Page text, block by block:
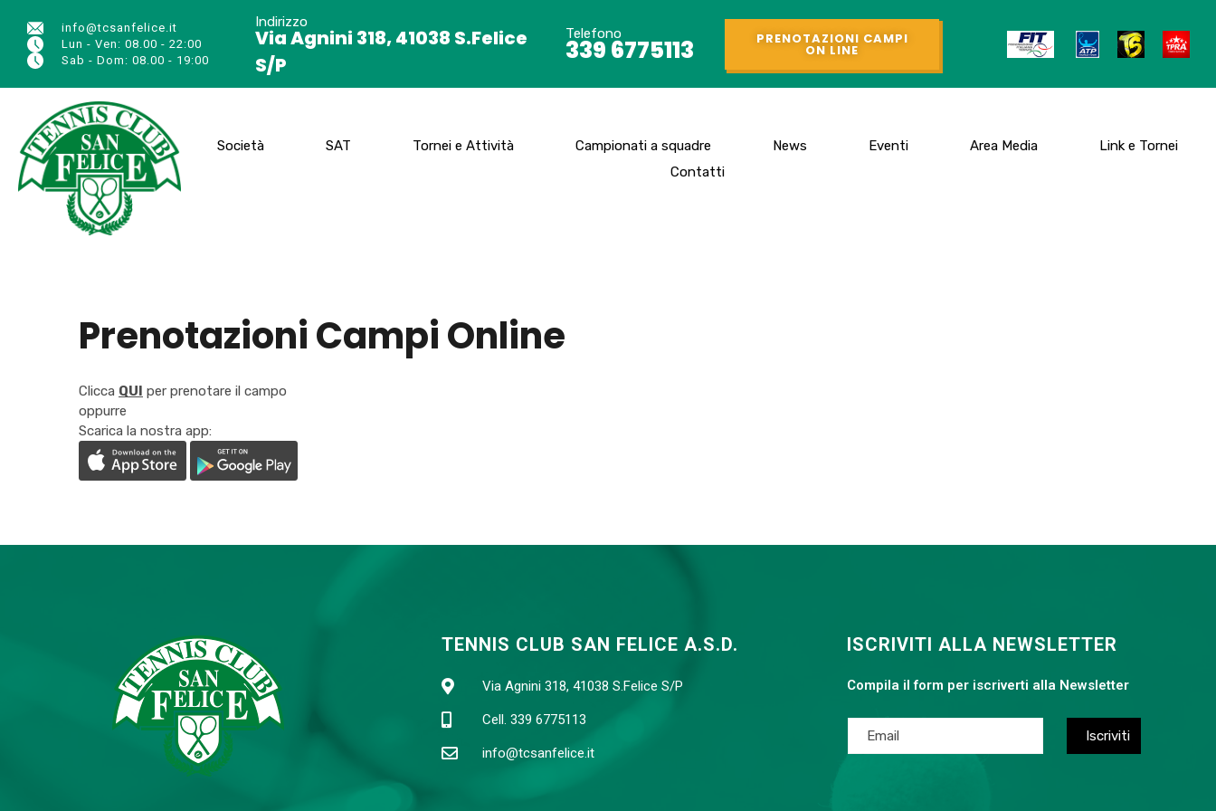
info@tcsanfelice.it
Lun - Ven: 08.00 - 22:00
Sab - Dom: 08.00 - 19:00
Indirizzo
Via Agnini 318, 41038 S.Felice
S/P
Telefono
339 6775113 PRENOTAZIONI CAMPI
ON LINE
Società SAT Tornei e Attività Campionati a squadre News Eventi Area Media
Link e Tornei
Contatti
Prenotazioni Campi Online
Clicca QUI per prenotare il campo
oppurre
Scarica la nostra app:
TENNIS CLUB SAN FELICE A.S.D.
Via Agnini 318, 41038 S.Felice S/P
Cell. 339 6775113
info@tcsanfelice.it
ISCRIVITI ALLA NEWSLETTER
Compila il form per iscriverti alla Newsletter